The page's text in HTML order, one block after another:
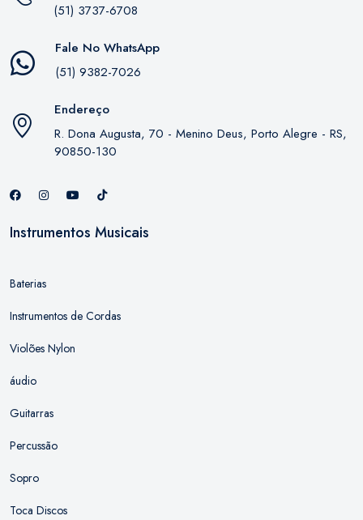
(51) 3737-6708
Fale No WhatsApp
(51) 9382-7026
Endereço
R. Dona Augusta, 70 - Menino Deus, Porto Alegre - RS,
90850-130
Instrumentos Musicais
Baterias
Instrumentos de Cordas
Violões Nylon
áudio
Guitarras
Percussão
Sopro
Toca Discos